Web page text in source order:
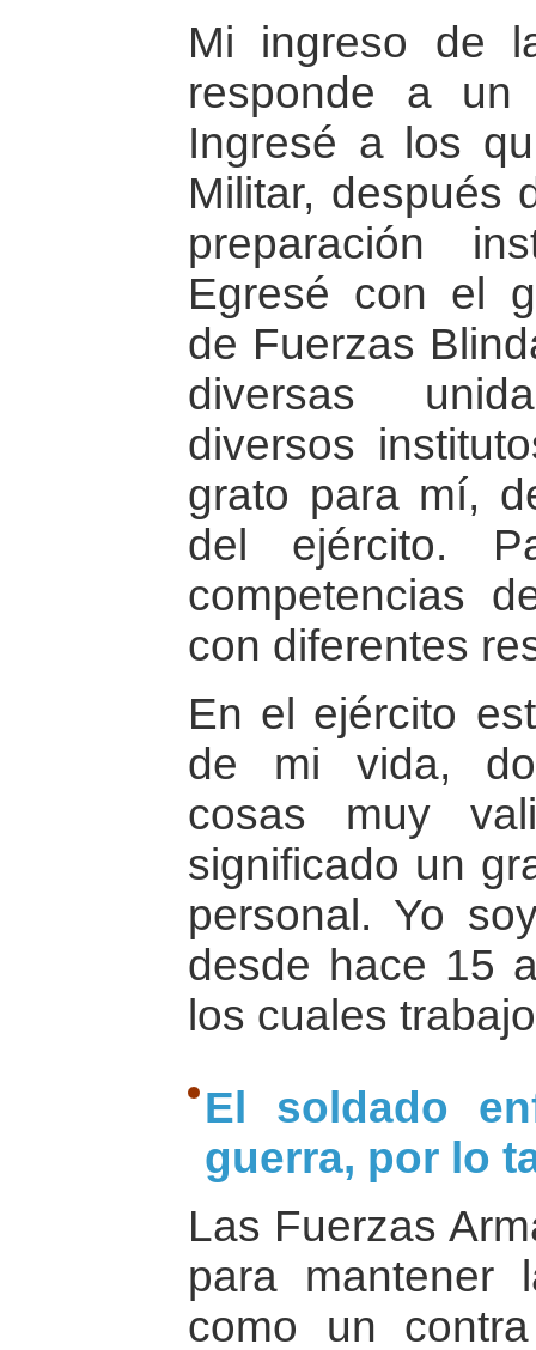
Mi ingreso de
responde a
Ingresé a los
Militar, después
preparación
Egresé con el
de Fuerzas
diversas
diversos
grato para mí,
del ejército.
competencias
con diferentes
En el ejército
de mi vida,
cosas muy
significado un
personal. Yo
desde hace 15
los cuales
El soldado
guerra, por lo
Las Fuerzas
para mantener
como un